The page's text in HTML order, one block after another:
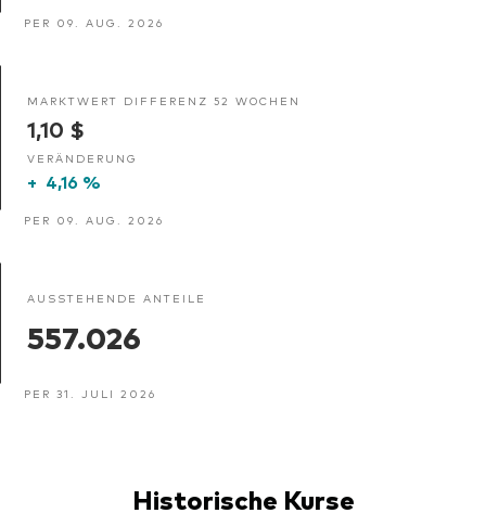
PER 09. AUG. 2026
MARKTWERT DIFFERENZ 52 WOCHEN
1,10 $
VERÄNDERUNG
+ 4,16 %
PER 09. AUG. 2026
AUSSTEHENDE ANTEILE
557.026
PER 31. JULI 2026
Historische Kurse